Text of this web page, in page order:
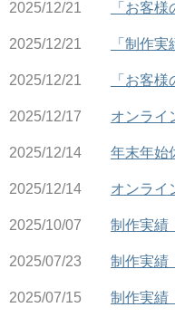
2025/12/21 「お客
2025/12/21 「制作
2025/12/21 「お客
2025/12/17 オンライ
2025/12/14 年末年始
2025/12/14 オンライ
2025/10/07 制作実績
2025/07/23 制作実績
2025/07/15 制作実績